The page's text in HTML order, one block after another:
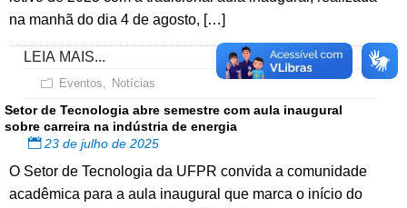
na manhã do dia 4 de agosto, […]
LEIA MAIS...
Eventos, Notícias
Setor de Tecnologia abre semestre com aula inaugural
sobre carreira na indústria de energia
23 de julho de 2025
O Setor de Tecnologia da UFPR convida a comunidade
acadêmica para a aula inaugural que marca o início do